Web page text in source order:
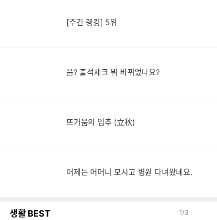
[주간 랭킹] 5위
음? 출석체크 뭐 바뀌었나요?
뜨거움의 입추 (立秋)
어제는 어머니 모시고 병원 다녀왔네요.
생활 BEST 1/3